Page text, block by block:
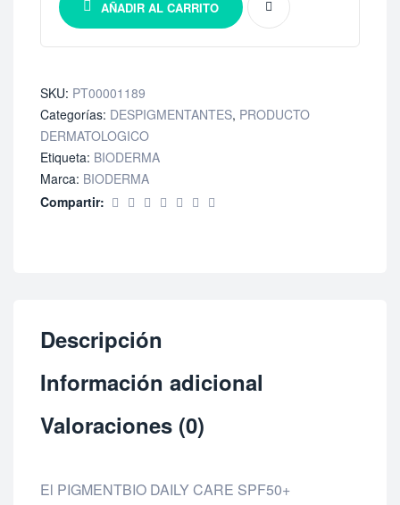
AÑADIR AL CARRITO
SKU: PT00001189
Categorías: DESPIGMENTANTES, PRODUCTO
DERMATOLOGICO
Etiqueta: BIODERMA
Marca: BIODERMA
Compartir:
Descripción
Información adicional
Valoraciones (0)
El PIGMENTBIO DAILY CARE SPF50+